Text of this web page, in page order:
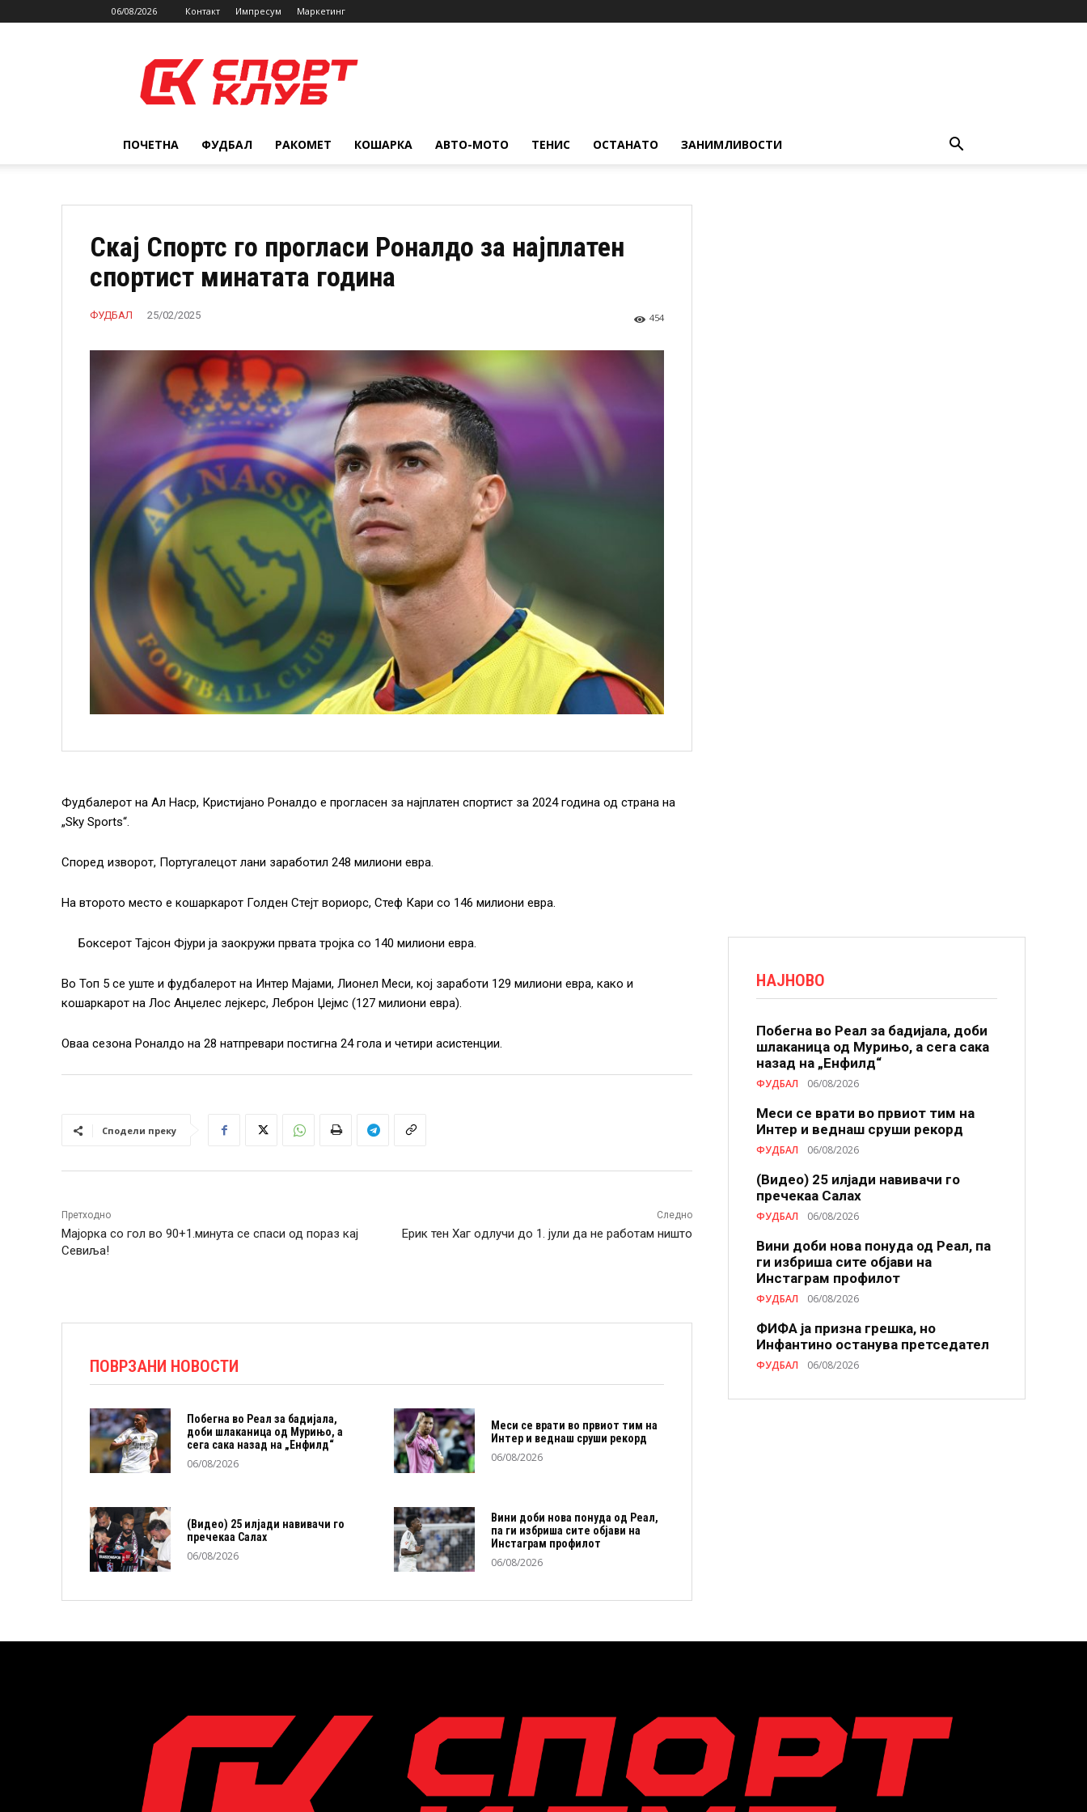
06/08/2026 Контакт Импресум Маркетинг
ПОЧЕТНА ФУДБАЛ РАКОМЕТ КОШАРКА АВТО-МОТО ТЕНИС ОСТАНАТО ЗАНИМЛИВОСТИ
Скај Спортс го прогласи Роналдо за најплатен
спортист минатата година
ФУДБАЛ 25/02/2025 454
Фудбалерот на Ал Наср, Кристијано Роналдо е прогласен за најплатен спортист за 2024 година од страна на
„Sky Sports“.
Според изворот, Португалецот лани заработил 248 милиони евра.
На второто место е кошаркарот Голден Стејт вориорс, Стеф Кари со 146 милиони евра.
Боксерот Тајсон Фјури ја заокружи првата тројка со 140 милиони евра.
Во Топ 5 се уште и фудбалерот на Интер Мајами, Лионел Меси, кој заработи 129 милиони евра, како и
кошаркарот на Лос Анџелес лејкерс, Леброн Џејмс (127 милиони евра).
Оваа сезона Роналдо на 28 натпревари постигна 24 гола и четири асистенции.
Сподели преку
Претходно
Мајорка со гол во 90+1.минута се спаси од пораз кај
Севиља!
Следно
Ерик тен Хаг oдлучи до 1. јули да не работам ништо
ПОВРЗАНИ НОВОСТИ
Побегна во Реал за бадијала,
доби шлаканица од Мурињо, а
сега сака назад на „Енфилд“
06/08/2026
Меси се врати во првиот тим на
Интер и веднаш сруши рекорд
06/08/2026
(Видео) 25 илјади навивачи го
пречекаа Салах
06/08/2026
Вини доби нова понуда од Реал,
па ги избриша сите објави на
Инстаграм профилот
06/08/2026
НАЈНОВО
Побегна во Реал за бадијала, доби
шлаканица од Мурињо, а сега сака
назад на „Енфилд“
ФУДБАЛ 06/08/2026
Меси се врати во првиот тим на
Интер и веднаш сруши рекорд
ФУДБАЛ 06/08/2026
(Видео) 25 илјади навивачи го
пречекаа Салах
ФУДБАЛ 06/08/2026
Вини доби нова понуда од Реал, па
ги избриша сите објави на
Инстаграм профилот
ФУДБАЛ 06/08/2026
ФИФА ја призна грешка, но
Инфантино останува претседател
ФУДБАЛ 06/08/2026